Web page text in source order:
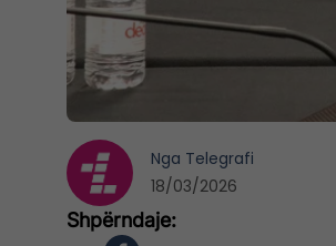
Nga Telegrafi
18/03/2026